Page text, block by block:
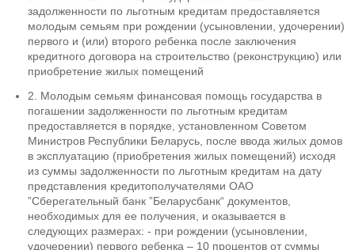
задолженности по льготным кредитам предоставляется
молодым семьям при рождении (усыновлении, удочерении)
первого и (или) второго ребенка после заключения
кредитного договора на строительство (реконструкцию) или
приобретение жилых помещений
2. Молодым семьям финансовая помощь государства в
погашении задолженности по льготным кредитам
предоставляется в порядке, установленном Советом
Министров Республики Беларусь, после ввода жилых домов
в эксплуатацию (приобретения жилых помещений) исходя
из суммы задолженности по льготным кредитам на дату
представления кредитополучателями ОАО
”Сберегательный банк ”Беларусбанк“ документов,
необходимых для ее получения, и оказывается в
следующих размерах: - при рождении (усыновлении,
удочерении) первого ребенка – 10 процентов от суммы